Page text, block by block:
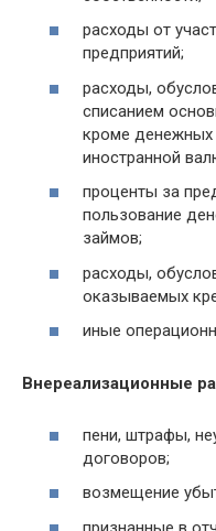
расходы от
предприятий;
расходы,
списанием
кроме денежных
иностранной
проценты за
пользование
займов;
расходы,
оказываемых
иные
Внереализационные
пени, штрафы,
договоров;
возмещение